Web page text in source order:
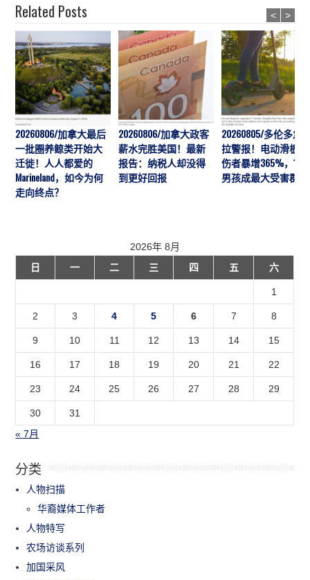
Related Posts
20260806/加拿大最后
一批圈养鲸类开始大
迁徙！人人都爱的
Marineland，如今为何
走向终点？
20260806/加拿大政客
薪水完胜美国！最新
报告：纳税人却没得
到更好回报
20260805/多伦多急
拉警报！电动滑板车
伤者暴增365%，10
男孩成最大受害群体
< >
2026年 8月
日
一 二 三 四 五 六
1
2 3 4 5 6 7 8
9 10 11 12 13 14 15
16 17 18 19 20 21 22
23 24 25 26 27 28 29
30
31
« 7月
分类
人物扫描
华裔媒体工作者
人物特写
农场访谈系列
加国采风